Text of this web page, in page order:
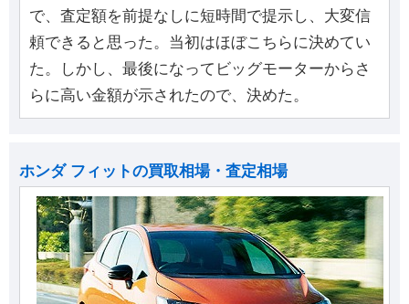
で、査定額を前提なしに短時間で提示し、大変信
頼できると思った。当初はほぼこちらに決めてい
た。しかし、最後になってビッグモーターからさ
らに高い金額が示されたので、決めた。
ホンダ フィットの買取相場・査定相場